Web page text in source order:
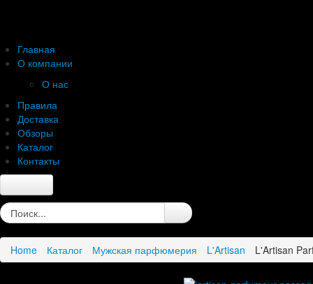
Главная
О компании
О нас
Правила
Доставка
Обзоры
Каталог
Контакты
Главная
О нас
Правила
Home Каталог Мужская парфюмерия L'Artisan L'Artisan